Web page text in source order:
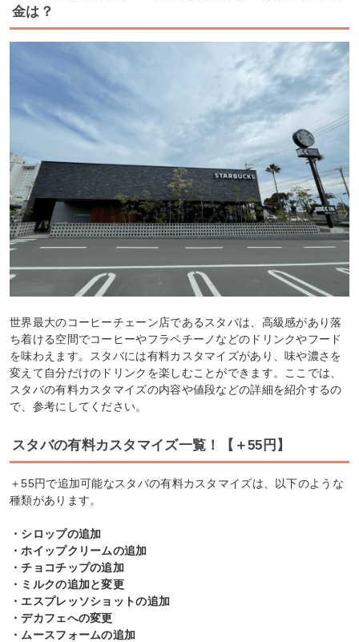
金は？
世界最大のコーヒーチェーン店であるスタバは、高級感があり落
ち着ける空間でコーヒーやフラペチーノなどのドリンクやフード
を味わえます。スタバには有料カスタマイズがあり、味や濃さを
変えて自分だけのドリンクを楽しむことができます。ここでは、
スタバの有料カスタマイズの内容や値段などの詳細を紹介するの
で、参考にしてください。
スタバの有料カスタマイズ一覧！【＋55円】
＋55円で追加可能なスタバの有料カスタマイズは、以下のような
種類があります。
・シロップの追加
・ホイップクリームの追加
・チョコチップの追加
・ミルクの追加と変更
・エスプレッソショットの追加
・デカフェへの変更
・ムースフォームの追加